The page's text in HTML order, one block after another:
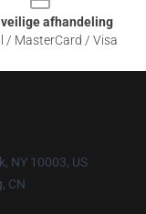
veilige afhandeling
/ MasterCard / Visa
NY 10003, US
CN